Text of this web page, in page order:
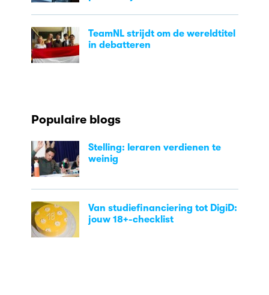
TeamNL strijdt om de wereldtitel
in debatteren
Populaire blogs
Stelling: leraren verdienen te
weinig
Van studiefinanciering tot DigiD:
jouw 18+-checklist